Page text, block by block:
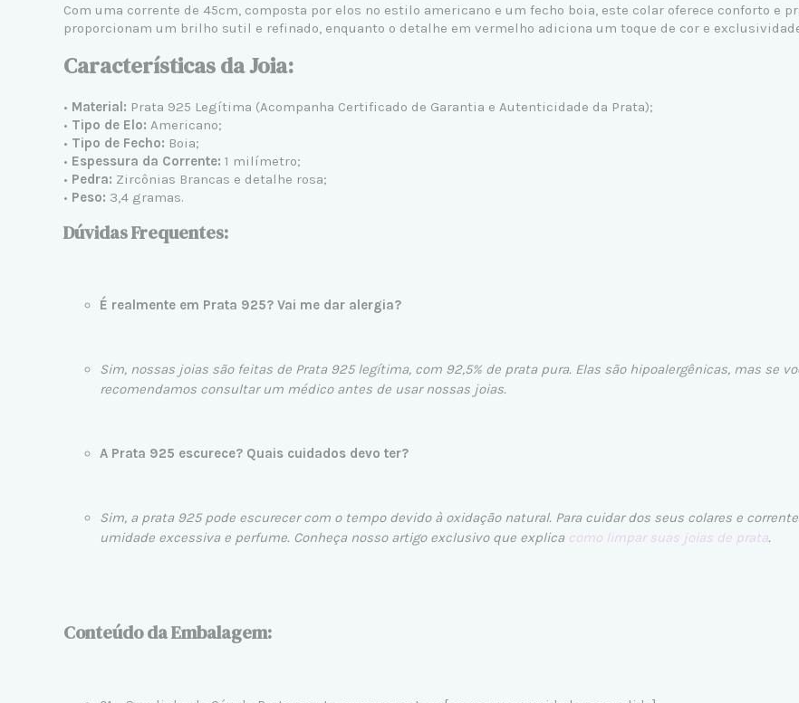
Com uma corrente de 45cm, composta por elos no estilo americano e um fecho boia, este colar oferece conforto e
proporcionam um brilho sutil e refinado, enquanto o detalhe em vermelho adiciona um toque de cor e
Características da Joia:
• Material: Prata 925 Legítima (Acompanha Certificado de Garantia e Autenticidade da Prata);
• Tipo de Elo: Americano;
• Tipo de Fecho: Boia;
• Espessura da Corrente: 1 milímetro;
• Pedra: Zircônias Brancas e detalhe rosa;
• Peso: 3,4 gramas.
Dúvidas Frequentes:
É realmente em Prata 925? Vai me dar alergia?
Sim, nossas joias são feitas de Prata 925 legítima, com 92,5% de prata pura. Elas são hipoalergênicas, mas se
recomendamos consultar um médico antes de usar nossas joias.
A Prata 925 escurece? Quais cuidados devo ter?
Sim, a prata 925 pode escurecer com o tempo devido à oxidação natural. Para cuidar dos seus colares e
umidade excessiva e perfume. Conheça nosso artigo exclusivo que explica como limpar suas joias de prata.
Conteúdo da Embalagem: